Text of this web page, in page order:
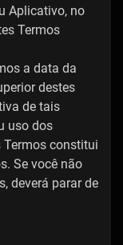
Aplicativo, no
Termos
a data da
destes
de tais
uso dos
constitui
Se você não
deverá parar de